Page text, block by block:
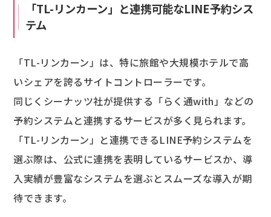
「TL-リンカーン」と連携可能なLINE予約シス
テム
「TL-リンカーン」は、特に旅館や大規模ホテルで高
いシェアを誇るサイトコントローラーです。
同じくシーナッツ社が提供する「らく通with」などの
予約システムと連携するサービスが多く見られます。
「TL-リンカーン」と連携できるLINE予約システムを
選ぶ際は、公式に連携を表明しているサービスか、導
入実績が豊富なシステムを選ぶとスムーズな導入が期
待できます。